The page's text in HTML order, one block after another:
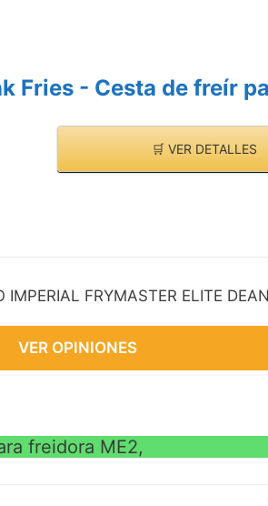
Fries - Cesta de freír
🛒 VER DETALLES
FRYMASTER ELITE DEAN
VER OPINIONES
freidora ME2,